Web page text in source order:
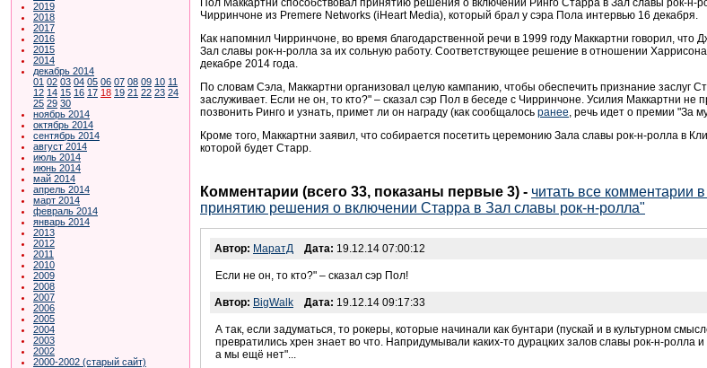
2019
2018
2017
2016
2015
2014
декабрь 2014
01 02 03 04 05 06 07 08 09 10 11
12 14 15 16 17 18 19 21 22 23 24
25 29 30
ноябрь 2014
октябрь 2014
сентябрь 2014
август 2014
июль 2014
июнь 2014
май 2014
апрель 2014
март 2014
февраль 2014
январь 2014
2013
2012
2011
2010
2009
2008
2007
2006
2005
2004
2003
2002
2000-2002 (старый сайт)
Чирринчоне из Premere Networks (iHeart Media), который брал у сэра Пола интервью 16 декабря.
Как напомнил Чирринчоне, во время благодарственной речи в 1999 году Маккартни говорил,
Зал славы рок-н-ролла за их сольную работу. Соответствующее решение в отношении
декабре 2014 года.
По словам Сэла, Маккартни организовал целую кампанию, чтобы обеспечить признание заслуг
заслуживает. Если не он, то кто?" – сказал сэр Пол в беседе с Чирринчоне. Усилия Маккартни
позвонить Ринго и узнать, примет ли он награду (как сообщалось ранее , речь идет о премии "За
Кроме того, Маккартни заявил, что собирается посетить церемонию Зала славы рок-н-ролла в
которой будет Старр.
Комментарии (всего 33, показаны первые 3) - читать все комментарии
принятию решения о включении Старра в Зал славы рок-н-ролла"
Автор: МаратД Дата: 19.12.14 07:00:12
Если не он, то кто?" – сказал сэр Пол!
Автор: BigWalk Дата: 19.12.14 09:17:33
А так, если задуматься, то рокеры, которые начинали как бунтари (пускай и в культурном
превратились хрен знает во что. Напридумывали каких-то дурацких залов славы рок-н-ролла
а мы ещё нет"...